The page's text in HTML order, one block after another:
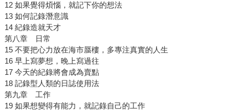
12 如果覺得煩惱，就記下你的想法
13 如何記錄潛意識
14 紀錄造就天才
第八章 日常
15 不要把心力放在海市蜃樓，多專注真實的人生
16 早上寫夢想，晚上寫過往
17 今天的紀錄將會成為賣點
18 記錄型人類的日誌使用法
第九章 工作
19 如果想變得有能力，就記錄自己的工作